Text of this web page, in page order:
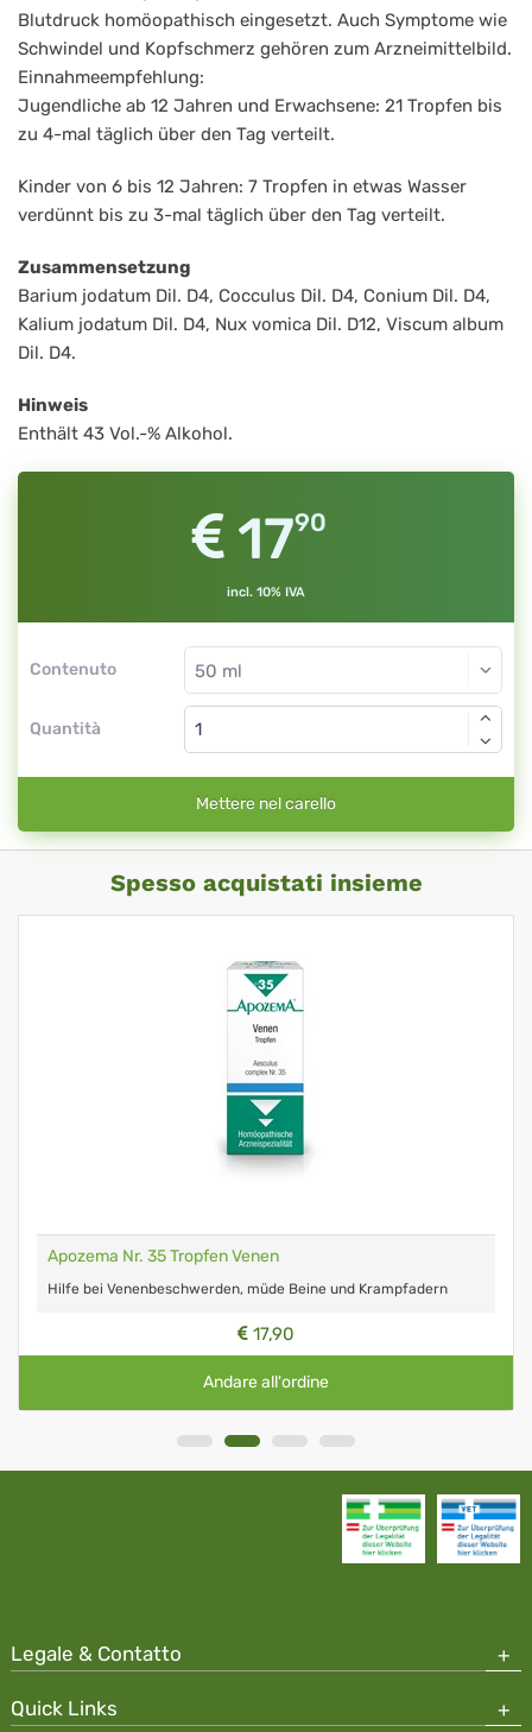
Blutdruck homöopathisch eingesetzt. Auch Symptome wie
Schwindel und Kopfschmerz gehören zum Arzneimittelbild.
Einnahmeempfehlung:
Jugendliche ab 12 Jahren und Erwachsene: 21 Tropfen bis
zu 4-mal täglich über den Tag verteilt.
Kinder von 6 bis 12 Jahren: 7 Tropfen in etwas Wasser
verdünnt bis zu 3-mal täglich über den Tag verteilt.
Zusammensetzung
Barium jodatum Dil. D4, Cocculus Dil. D4, Conium Dil. D4,
Kalium jodatum Dil. D4, Nux vomica Dil. D12, Viscum album
Dil. D4.
Hinweis
Enthält 43 Vol.-% Alkohol.
1790
incl. 10% IVA
Contenuto
Quantità
Mettere nel carello
Spesso acquistati insieme
Apozema Nr. 35 Tropfen Venen
Hilfe bei Venenbeschwerden, müde Beine und Krampfadern
17,90
Andare all'ordine
Legale & Contatto
Quick Links